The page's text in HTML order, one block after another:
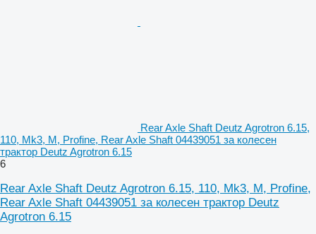
Rear Axle Shaft Deutz Agrotron 6.15,
110, Mk3, M, Profine, Rear Axle Shaft 04439051 за колесен
трактор Deutz Agrotron 6.15
6
Rear Axle Shaft Deutz Agrotron 6.15, 110, Mk3, M, Profine,
Rear Axle Shaft 04439051 за колесен трактор Deutz
Agrotron 6.15